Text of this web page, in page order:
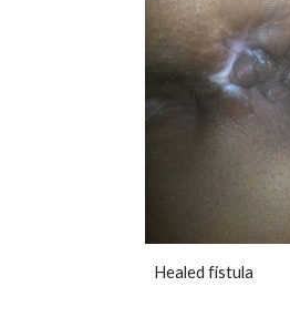
Healed fistula